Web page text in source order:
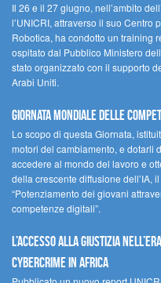
Il 26 e il 27 giugno, nell’ambito
l’UNICRI, attraverso il suo Centro
Robotica, ha condotto un training
ospitato dal Pubblico Ministero
stato organizzato con il supporto
Arabi Uniti.
Giornata Mondiale delle
Lo scopo di questa Giornata,
motori del cambiamento, e dotarli
accedere al mondo del lavoro e
della crescente diffusione dell’IA,
“Potenziamento dei giovani
competenze digitali”.
L’accesso alla giustizia
cybercrime in Africa